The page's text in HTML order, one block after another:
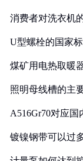
消费者对洗衣机
U型螺栓的国家
煤矿用电热取暖
照明母线槽的主
A516Gr70对应
镀镍钢带可以过